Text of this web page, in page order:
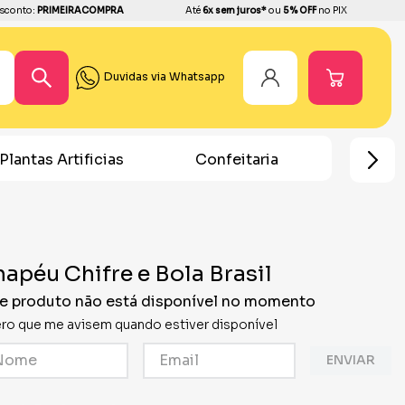
PRIMEIRACOMPRA Até6x sem juros*ou 5% OFFno PIX
Duvidas via Whatsapp
Plantas Artificias Confeitaria
Chifre e Bola Brasil
produto não está disponível no momento
que me avisem quando estiver disponível
ENVIAR